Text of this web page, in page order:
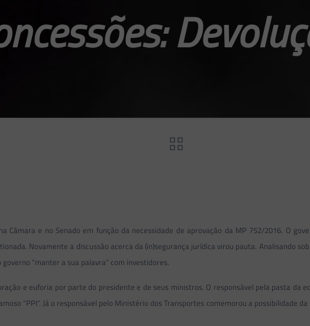
Câmara e no Senado em função da necessidade de aprovação da MP 752/2016. O
Novamente a discussão acerca da (in)segurança jurídica virou pauta. Analisando
“manter a sua palavra” com investidores.
e euforia por parte do presidente e de seus ministros. O responsável pela pasta da
“PPI”. Já o responsável pelo Ministério dos Transportes comemorou a possibilidade